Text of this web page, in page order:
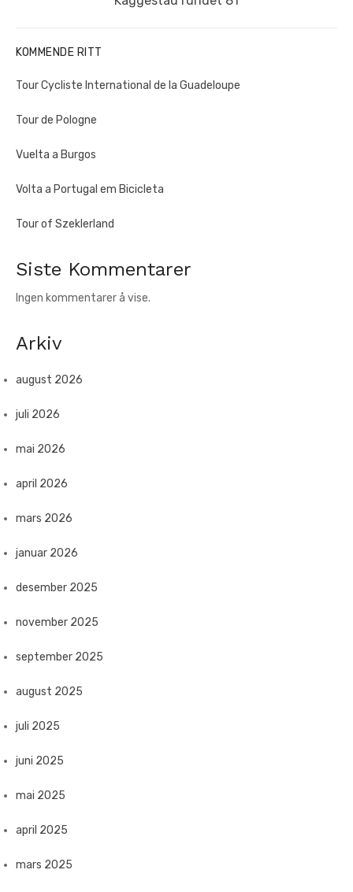
KOMMENDE RITT
Tour Cycliste International de la Guadeloupe
Tour de Pologne
Vuelta a Burgos
Volta a Portugal em Bicicleta
Tour of Szeklerland
Siste Kommentarer
Ingen kommentarer å vise.
Arkiv
august 2026
juli 2026
mai 2026
april 2026
mars 2026
januar 2026
desember 2025
november 2025
september 2025
august 2025
juli 2025
juni 2025
mai 2025
april 2025
mars 2025